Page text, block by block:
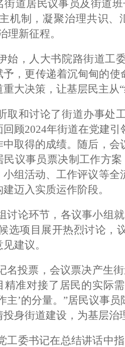
街道居民议事员及街道
机制，凝聚治理共识
理新征程。
始，人大书院路街道工
予，更传递着沉甸甸的
大决策，让基层民主从
取和讨论了街道办事处
回顾2024年街道在党建
中取得的成绩。随后，
民议事员票决制工作方
小组活动、工作评议等
迈入实质运作阶段。
讨论环节，各议事小组
选项目展开热烈讨论，
建议。
名投票，会议票决产生
精准对接了居民的实际
主’的分量。”居民议事
投身街道建设，为基层治
工委书记在总结讲话中